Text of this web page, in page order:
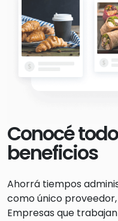
Conocé
beneficios
Ahorrá tiempos
como único
Empresas que